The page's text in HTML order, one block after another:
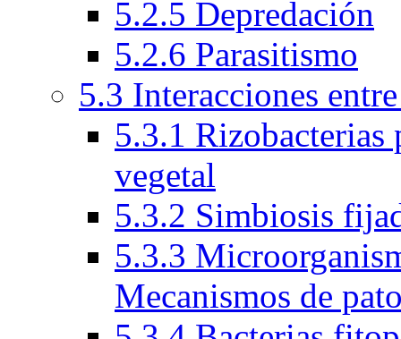
5.2.5 Depredación
5.2.6 Parasitismo
5.3 Interacciones
5.3.1
vegetal
5.3.2 Simbiosis
5.3.3
Mecanismos de